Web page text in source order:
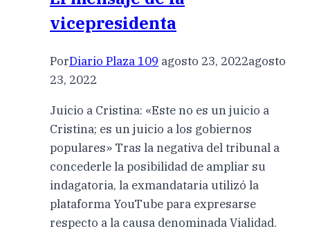
vicepresidenta
PorDiario Plaza 109 agosto 23, 2022agosto
23, 2022
Juicio a Cristina: «Este no es un juicio a
Cristina; es un juicio a los gobiernos
populares» Tras la negativa del tribunal a
concederle la posibilidad de ampliar su
indagatoria, la exmandataria utilizó la
plataforma YouTube para expresarse
respecto a la causa denominada Vialidad.